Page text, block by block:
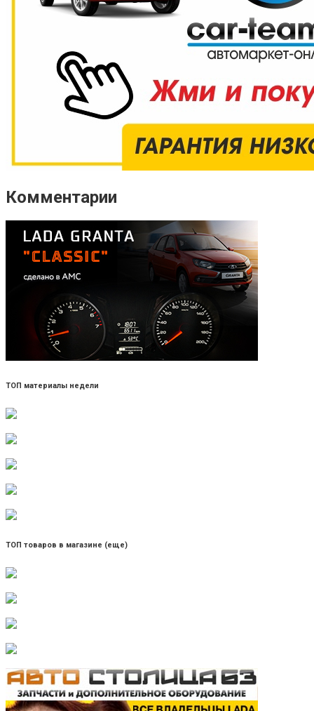
Комментарии
ТОП материалы недели
ТОП товаров в магазине (еще)